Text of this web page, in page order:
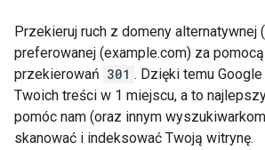
Przekieruj ruch z domeny alternatywnej
preferowanej (example.com) za pomocą
przekierowań 301 . Dzięki temu
Twoich treści w 1 miejscu, a to
pomóc nam (oraz innym
skanować i indeksować Twoją witrynę.